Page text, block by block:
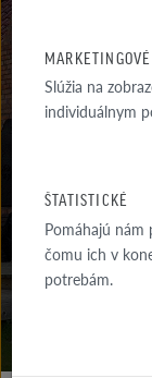
MILANO
KDE
MARKETINGOVÉ
Slúžia na
individuálnym
ŠTATISTICKÉ
Pomáhajú nám
čomu ich v
potrebám.